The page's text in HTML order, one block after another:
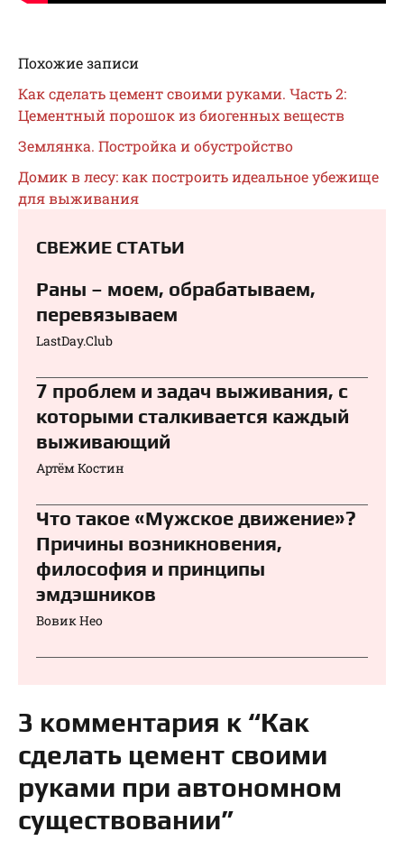
Похожие записи
Как сделать цемент своими руками. Часть 2:
Цементный порошок из биогенных веществ
Землянка. Постройка и обустройство
Домик в лесу: как построить идеальное убежище
для выживания
СВЕЖИЕ СТАТЬИ
Раны – моем, обрабатываем,
перевязываем⁠⁠
LastDay.Club
7 проблем и задач выживания, с
которыми сталкивается каждый
выживающий
Артём Костин
Что такое «Мужское движение»?
Причины возникновения,
философия и принципы
эмдэшников
Вовик Нео
3 комментария к “Как
сделать цемент своими
руками при автономном
существовании”